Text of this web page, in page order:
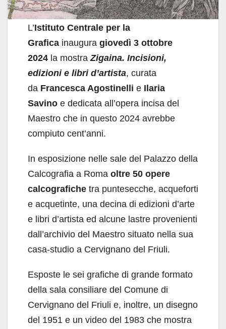
L’Istituto Centrale per la
Grafica inaugura giovedì 3 ottobre
2024 la mostraZigaina. Incisioni,
edizioni e libri d’artista, curata
da Francesca Agostinelli e Ilaria
Savino e dedicata all’opera incisa del
Maestro che in questo 2024 avrebbe
compiuto cent’anni.
In esposizione nelle sale del Palazzo della
Calcografia a Roma oltre 50 opere
calcografiche tra puntesecche, acqueforti
e acquetinte, una decina di edizioni d’arte
e libri d’artista ed alcune lastre provenienti
dall’archivio del Maestro situato nella sua
casa-studio a Cervignano del Friuli.
Esposte le sei grafiche di grande formato
della sala consiliare del Comune di
Cervignano del Friuli e, inoltre, un disegno
del 1951 e un video del 1983 che mostra